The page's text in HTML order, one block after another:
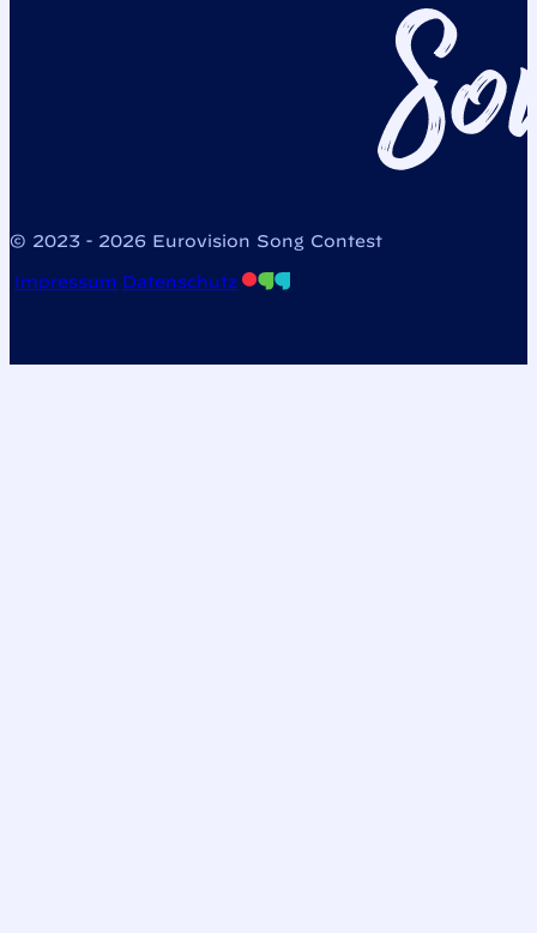
© 2023 - 2026 Eurovision Song Contest
Impressum Datenschutz